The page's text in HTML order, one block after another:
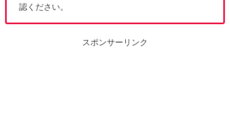
認ください。
スポンサーリンク